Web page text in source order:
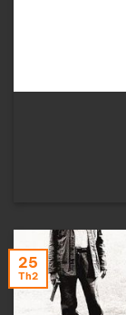
25
Th2